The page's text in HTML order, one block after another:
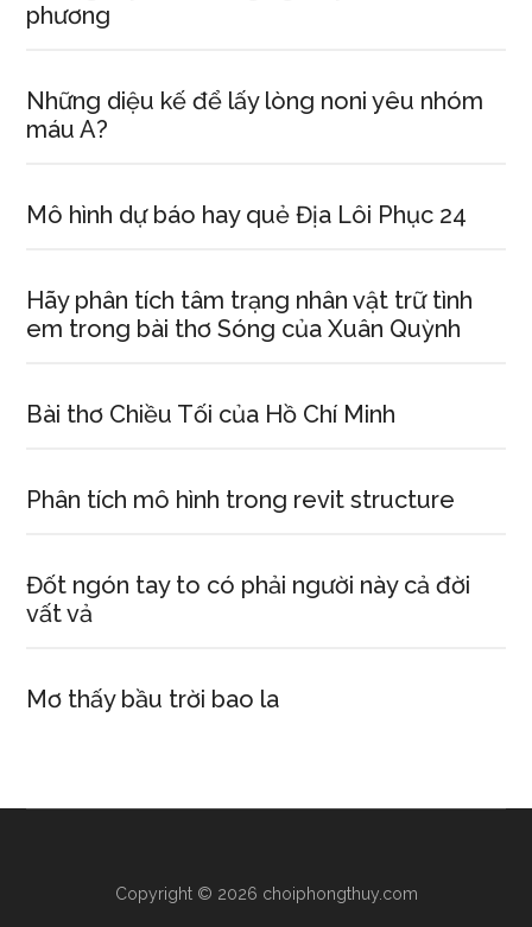
phương
Những diệu kế để lấy lòng noni yêu nhóm
máu A?
Mô hình dự báo hay quẻ Địa Lôi Phục 24
Hãy phân tích tâm trạng nhân vật trữ tình
em trong bài thơ Sóng của Xuân Quỳnh
Bài thơ Chiều Tối của Hồ Chí Minh
Phân tích mô hình trong revit structure
Đốt ngón tay to có phải người này cả đời
vất vả
Mơ thấy bầu trời bao la
Copyright © 2026 choiphongthuy.com